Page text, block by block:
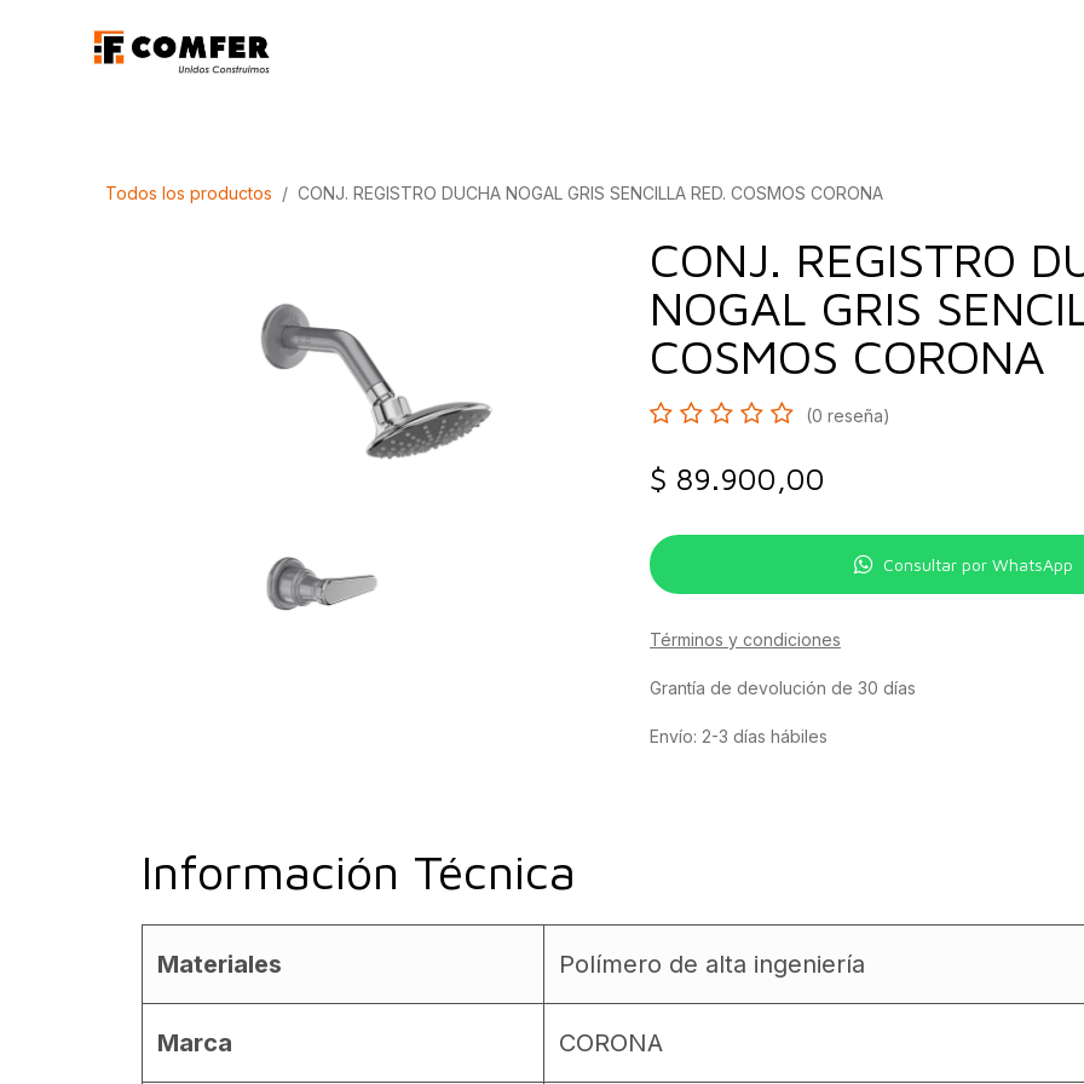
Todos los productos CONJ. REGISTRO DUCHA NOGAL GRIS SENCILLA RED. COSMOS CORONA
CONJ. REGISTRO
NOGAL GRIS
COSMOS CORONA
(0 reseña)
$ 89.900,00
Consultar por WhatsApp
Términos y condiciones
Grantía de devolución de 30 días
Envío: 2-3 días hábiles
Información Técnica
Materiales Polímero de alta ingeniería
Marca CORONA